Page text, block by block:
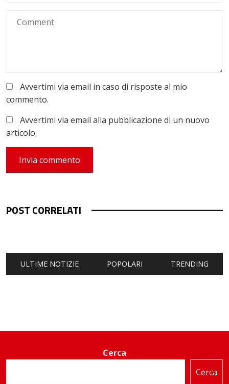
Avvertimi via email in caso di risposte al mio
commento.
Avvertimi via email alla pubblicazione di un nuovo
articolo.
POST CORRELATI
ULTIME NOTIZIE POPOLARI TRENDING
Cerca
Cerca